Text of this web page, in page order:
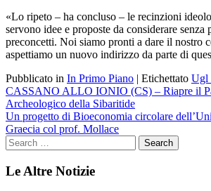
«Lo ripeto – ha concluso – le recinzioni
servono idee e proposte da considerare senza
preconcetti. Noi siamo pronti a dare il nostro
aspettiamo un nuovo indirizzo da parte di
Pubblicato in In Primo Piano | Etichettato Ugl
Navigazione
articoli
CASSANO ALLO IONIO (CS) – Riapre il
Archeologico della Sibaritide
Un progetto di Bioeconomia circolare
Graecia col prof. Mollace
Le Altre Notizie